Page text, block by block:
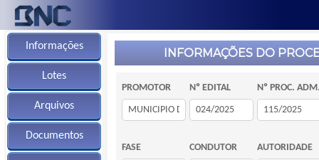
Informações
Lotes
Arquivos
Documentos
INFORMAÇÕES DO
PROMOTOR Nº EDITAL Nº PROC.
FASE CONDUTOR AUTORIDADE